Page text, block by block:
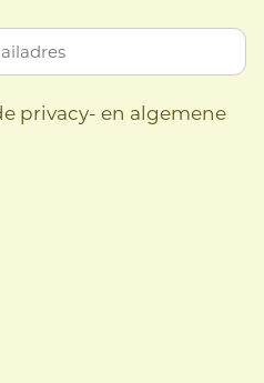
privacy- en algemene